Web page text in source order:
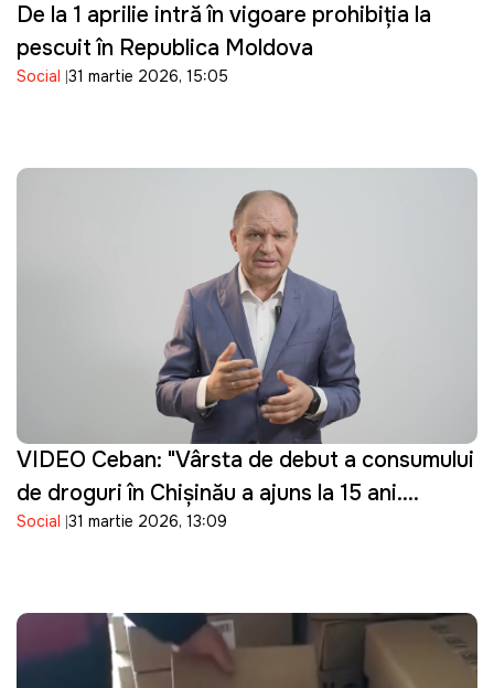
De la 1 aprilie intră în vigoare prohibiția la
pescuit în Republica Moldova
Social 31 martie 2026, 15:05
VIDEO Ceban: "Vârsta de debut a consumului
de droguri în Chișinău a ajuns la 15 ani.
Guvernarea cu ce se ocupă?"
Social 31 martie 2026, 13:09